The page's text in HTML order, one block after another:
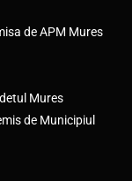
de APM Mures
Mures
de Municipiul